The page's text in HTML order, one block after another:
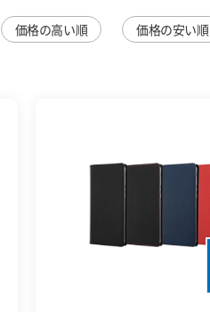
価格の高い順 価格の安い順